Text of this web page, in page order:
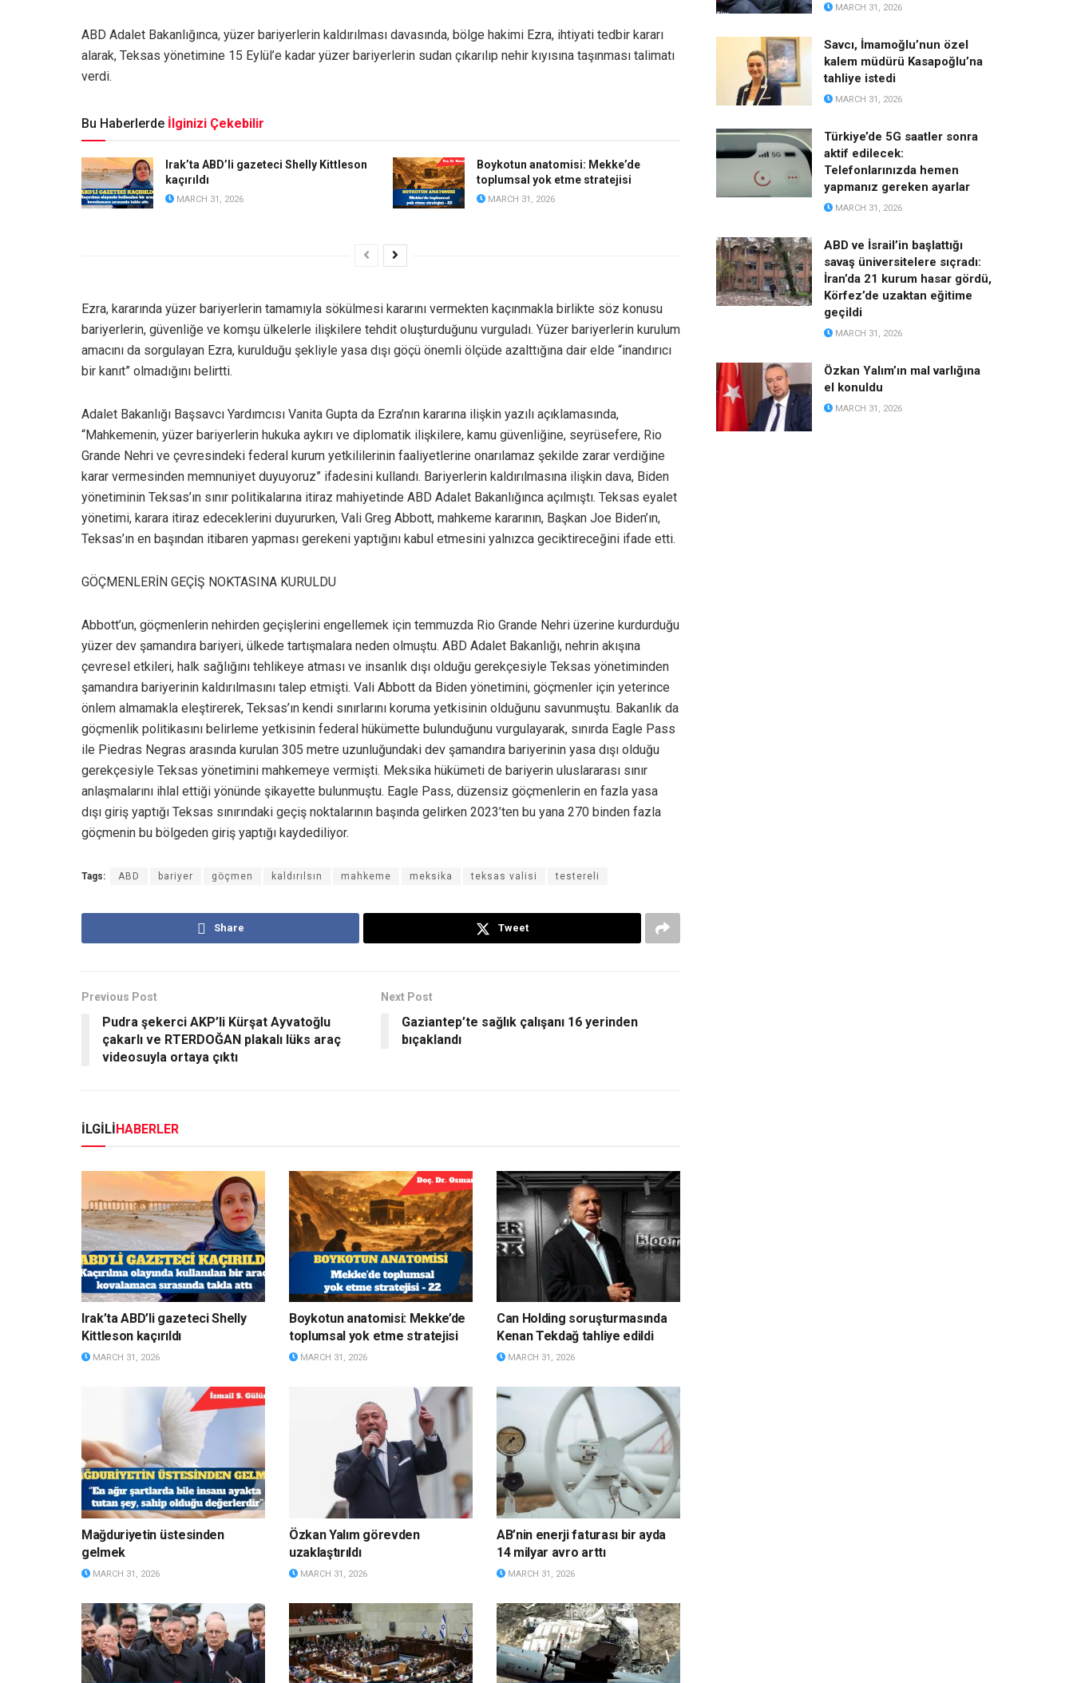
ABD Adalet Bakanlığınca, yüzer bariyerlerin kaldırılması davasında, bölge hakimi Ezra, ihtiyati tedbir kararı
alarak, Teksas yönetimine 15 Eylül’e kadar yüzer bariyerlerin sudan çıkarılıp nehir kıyısına taşınması talimatı
verdi.
Bu Haberlerde İlginizi Çekebilir
Irak’ta ABD’li gazeteci Shelly Kittleson
kaçırıldı
MARCH 31, 2026
Boykotun anatomisi: Mekke’de
toplumsal yok etme stratejisi
MARCH 31, 2026
Ezra, kararında yüzer bariyerlerin tamamıyla sökülmesi kararını vermekten kaçınmakla birlikte söz konusu
bariyerlerin, güvenliğe ve komşu ülkelerle ilişkilere tehdit oluşturduğunu vurguladı. Yüzer bariyerlerin kurulum
amacını da sorgulayan Ezra, kurulduğu şekliyle yasa dışı göçü önemli ölçüde azalttığına dair elde “inandırıcı
bir kanıt” olmadığını belirtti.
Adalet Bakanlığı Başsavcı Yardımcısı Vanita Gupta da Ezra’nın kararına ilişkin yazılı açıklamasında,
“Mahkemenin, yüzer bariyerlerin hukuka aykırı ve diplomatik ilişkilere, kamu güvenliğine, seyrüsefere, Rio
Grande Nehri ve çevresindeki federal kurum yetkililerinin faaliyetlerine onarılamaz şekilde zarar verdiğine
karar vermesinden memnuniyet duyuyoruz” ifadesini kullandı. Bariyerlerin kaldırılmasına ilişkin dava, Biden
yönetiminin Teksas’ın sınır politikalarına itiraz mahiyetinde ABD Adalet Bakanlığınca açılmıştı. Teksas eyalet
yönetimi, karara itiraz edeceklerini duyururken, Vali Greg Abbott, mahkeme kararının, Başkan Joe Biden’ın,
Teksas’ın en başından itibaren yapması gerekeni yaptığını kabul etmesini yalnızca geciktireceğini ifade etti.
GÖÇMENLERİN GEÇİŞ NOKTASINA KURULDU
Abbott’un, göçmenlerin nehirden geçişlerini engellemek için temmuzda Rio Grande Nehri üzerine kurdurduğu
yüzer dev şamandıra bariyeri, ülkede tartışmalara neden olmuştu. ABD Adalet Bakanlığı, nehrin akışına
çevresel etkileri, halk sağlığını tehlikeye atması ve insanlık dışı olduğu gerekçesiyle Teksas yönetiminden
şamandıra bariyerinin kaldırılmasını talep etmişti. Vali Abbott da Biden yönetimini, göçmenler için yeterince
önlem almamakla eleştirerek, Teksas’ın kendi sınırlarını koruma yetkisinin olduğunu savunmuştu. Bakanlık da
göçmenlik politikasını belirleme yetkisinin federal hükümette bulunduğunu vurgulayarak, sınırda Eagle Pass
ile Piedras Negras arasında kurulan 305 metre uzunluğundaki dev şamandıra bariyerinin yasa dışı olduğu
gerekçesiyle Teksas yönetimini mahkemeye vermişti. Meksika hükümeti de bariyerin uluslararası sınır
anlaşmalarını ihlal ettiği yönünde şikayette bulunmuştu. Eagle Pass, düzensiz göçmenlerin en fazla yasa
dışı giriş yaptığı Teksas sınırındaki geçiş noktalarının başında gelirken 2023’ten bu yana 270 binden fazla
göçmenin bu bölgeden giriş yaptığı kaydediliyor.
Tags: ABD bariyer göçmen kaldırılsın mahkeme meksika teksas valisi testereli
Share Tweet
Previous Post
Pudra şekerci AKP’li Kürşat Ayvatoğlu
çakarlı ve RTERDOĞAN plakalı lüks araç
videosuyla ortaya çıktı
Next Post
Gaziantep’te sağlık çalışanı 16 yerinden
bıçaklandı
İLGİLİHABERLER
Irak’ta ABD’li gazeteci Shelly
Kittleson kaçırıldı
MARCH 31, 2026
Boykotun anatomisi: Mekke’de
toplumsal yok etme stratejisi
MARCH 31, 2026
Can Holding soruşturmasında
Kenan Tekdağ tahliye edildi
MARCH 31, 2026
Mağduriyetin üstesinden
gelmek
MARCH 31, 2026
Özkan Yalım görevden
uzaklaştırıldı
MARCH 31, 2026
AB’nin enerji faturası bir ayda
14 milyar avro arttı
MARCH 31, 2026
MARCH 31, 2026
Savcı, İmamoğlu’nun özel
kalem müdürü Kasapoğlu’na
tahliye istedi
MARCH 31, 2026
Türkiye’de 5G saatler sonra
aktif edilecek:
Telefonlarınızda hemen
yapmanız gereken ayarlar
MARCH 31, 2026
ABD ve İsrail’in başlattığı
savaş üniversitelere sıçradı:
İran’da 21 kurum hasar gördü,
Körfez’de uzaktan eğitime
geçildi
MARCH 31, 2026
Özkan Yalım’ın mal varlığına
el konuldu
MARCH 31, 2026